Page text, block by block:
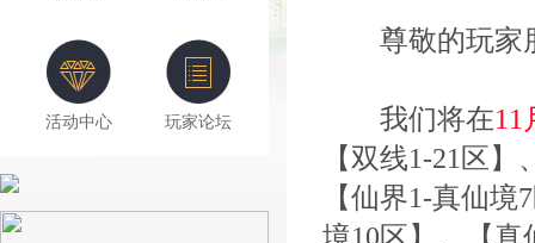
活动中心 玩家论坛
尊敬的玩家
我们将在11
【双线1-21区
【仙界1-真仙
境10区】、【